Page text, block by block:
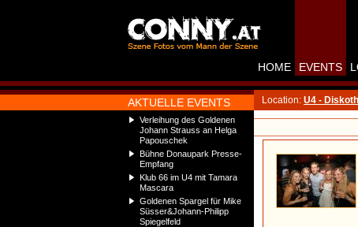
AKTUELLE EVENTS
Verleihung des Goldenen
Johann Strauss an Helga
Papouschek
Bühne Donaupark Presse-
Empfang
Klub 66 im U4 mit Tamara
Mascara
Goldenen Spargel für Mike
Süsser&Johann-Philipp
Spiegelfeld
HOME EVENTS
Location: U4 -